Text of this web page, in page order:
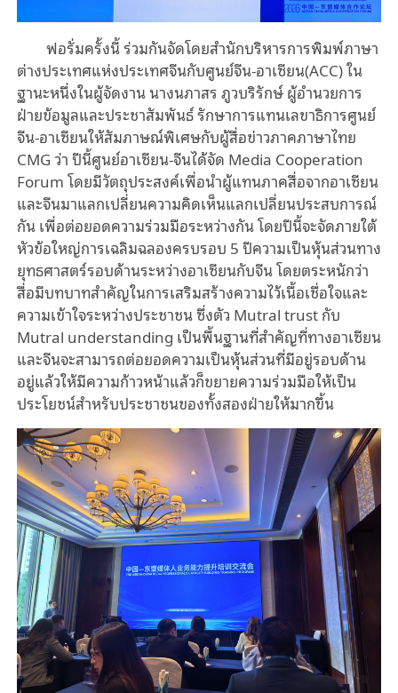
ฟอรั่มครั้งนี้ ร่วมกันจัดโดยสำนักบริหารการพิมพ์ภาษา
ต่างประเทศแห่งประเทศจีนกับศูนย์จีน-อาเซียน(ACC) ใน
ฐานะหนึ่งในผู้จัดงาน นางนภาสร ภูวบริรักษ์ ผู้อำนวยการ
ฝ่ายข้อมูลและประชาสัมพันธ์ รักษาการแทนเลขาธิการศูนย์
จีน-อาเซียนให้สัมภาษณ์พิเศษกับผู้สื่อข่าวภาคภาษาไทย
CMG ว่า ปีนี้ศูนย์อาเซียน-จีนได้จัด Media Cooperation
Forum โดยมีวัตถุประสงค์เพื่อนำผู้แทนภาคสื่อจากอาเซียน
และจีนมาแลกเปลี่ยนความคิดเห็นแลกเปลี่ยนประสบการณ์
กัน เพื่อต่อยอดความร่วมมือระหว่างกัน โดยปีนี้จะจัดภายใต้
หัวข้อใหญ่การเฉลิมฉลองครบรอบ 5 ปีความเป็นหุ้นส่วนทาง
ยุทธศาสตร์รอบด้านระหว่างอาเซียนกับจีน โดยตระหนักว่า
สื่อมีบทบาทสำคัญในการเสริมสร้างความไว้เนื้อเชื่อใจและ
ความเข้าใจระหว่างประชาชน ซึ่งตัว Mutral trust กับ
Mutral understanding เป็นพื้นฐานที่สำคัญที่ทางอาเซียน
และจีนจะสามารถต่อยอดความเป็นหุ้นส่วนที่มีอยู่รอบด้าน
อยู่แล้วให้มีความก้าวหน้าแล้วก็ขยายความร่วมมือให้เป็น
ประโยชน์สำหรับประชาชนของทั้งสองฝ่ายให้มากขึ้น